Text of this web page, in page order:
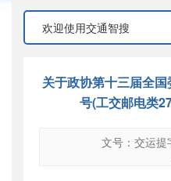
关于政协第十三届全
号(工交邮电类
文号：交运
交运提字